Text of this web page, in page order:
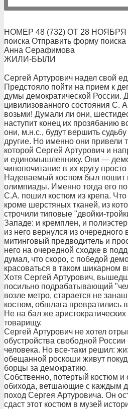
НОМЕР 48 (732) ОТ 28 НОЯБРЯ
поиска Отправить форму
Анна Серафимова
ЖИЛИ-БЫЛИ
Сергей Артурович надел свой
Предстояло пойти на прием к
думы демократической России.
цивилизованного состояния С.
возьми! Думали ли они,
наступит конец их прозябанию
они, м.н.с., будут вершить
другие. Но именно они привели
которой Сергей Артурович и
и единомышленнику. Они —
чинопочитание в их кругу
Надеваемый костюм был пошит
олимпиады. Именно тогда его
С.А. пошил костюм из крепа.
кроме шерстяных тканей, из
строчили типовые "двойки-
Западе: и кремплен, и
из него вернулся из
митинговый предводитель и
него на очередной сходке в
думал, что скоро, с победой
красоваться в таком шикарном
Хотя Сергей Артурович,
посильно подрабатывающий
возле метро, старается не
костюм, обшлага превратились
Не на бал же аристократических
товарищу.
Сергей Артурович не хотел
обустройства свободной России
человека. Но все-таки решил:
обещанной роскоши живут
борцы за демократию.
Собственно, потертый костюм
обихода, ветшающие с каждым
поход Сергея Артуровича. Он
сдаст этот костюм в музей